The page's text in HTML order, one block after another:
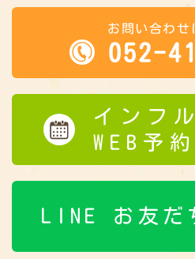
お問い合わせ
052-
インフ
WEB予約
LINE お友だ